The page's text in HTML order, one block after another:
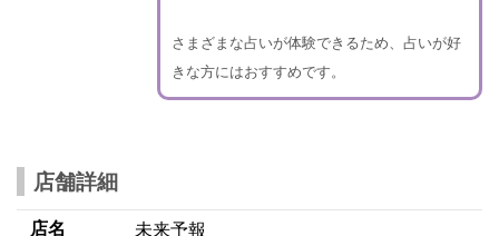
さまざまな占いが体験できるため、占いが好
きな方にはおすすめです。
店舗詳細
店名
未来予報